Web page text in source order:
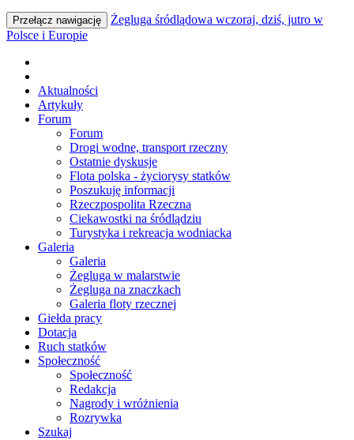
Przełącz nawigację
Żegluga śródlądowa wczoraj, dziś, jutro w
Polsce i Europie
Aktualności
Artykuły
Forum
Forum
Drogi wodne, transport rzeczny
Ostatnie dyskusje
Flota polska - życiorysy statków
Poszukuję informacji
Rzeczpospolita Rzeczna
Ciekawostki na śródlądziu
Turystyka i rekreacja wodniacka
Galeria
Galeria
Żegluga w malarstwie
Żegluga na znaczkach
Galeria floty rzecznej
Giełda pracy
Dotacja
Ruch statków
Społeczność
Społeczność
Redakcja
Nagrody i wróżnienia
Rozrywka
Szukaj